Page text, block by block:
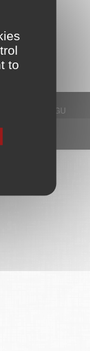
to
mon compte
légales
CGU